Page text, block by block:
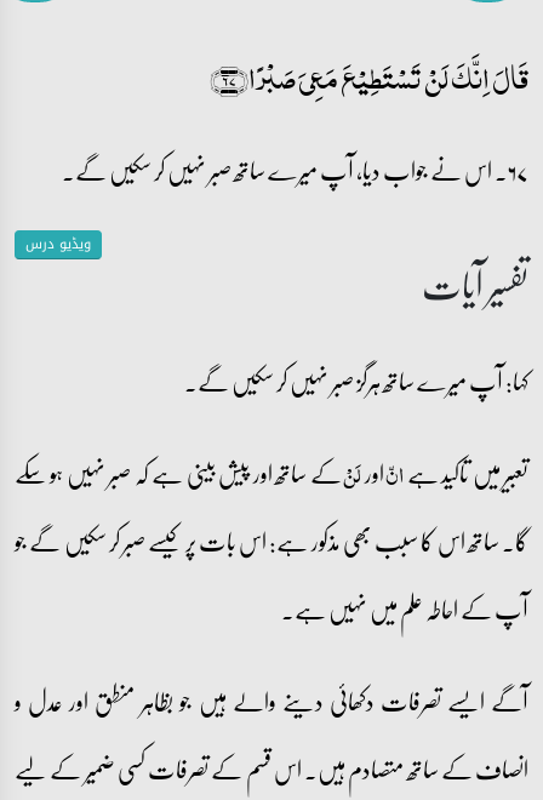
قَالَ اِنَّکَ لَنۡ تَسۡتَطِیۡعَ مَعِیَ صَبۡرًا﴿۶۷﴾
۶۷۔ اس نے جواب دیا، آپ میرے ساتھ صبر نہیں کر سکیں گے۔
ویڈیو درس تفسیر آیات
کہا: آپ میرے ساتھ ہرگز صبر نہیں کر سکیں گے۔
تعبیر میں تاکید ہےانّاورلَنْکے ساتھ اور پیش بینی ہے کہ صبر نہیں ہو سکے
گا۔ ساتھ اس کا سبب بھی مذکور ہے: اس بات پر کیسے صبر کر سکیں گے جو
آپ کے احاطہ علم میں نہیں ہے۔
آگے ایسے تصرفات دکھائی دینے والے ہیں جو بظاہر منطق اور عدل و
انصاف کے ساتھ متصادم ہیں۔ اس قسم کے تصرفات کسی ضمیر کے لیے